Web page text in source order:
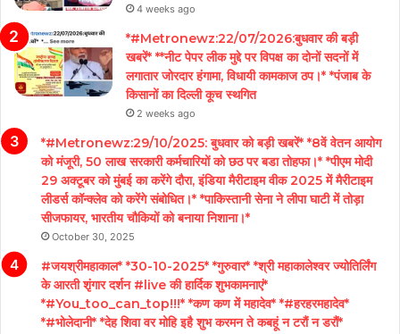
4 weeks ago
*#Metronewz:22/07/2026:बुधवार की बड़ी
खबरें* **नीट पेपर लीक मुद्दे पर विपक्ष का दोनों सदनों में
लगातार जोरदार हंगामा, विधायी कामकाज ठप।* *पंजाब के
किसानों का दिल्ली कूच स्थगित
2 weeks ago
*#Metronewz:29/10/2025: बुधवार को बड़ी खबरें* *8वें वेतन आयोग
को मंजूरी, 50 लाख सरकारी कर्मचारियों को छठ पर बडा तोहफा।* *पीएम मोदी
29 अक्टूबर को मुंबई का करेंगे दौरा, इंडिया मैरीटाइम वीक 2025 में मैरीटाइम
लीडर्स कॉन्क्लेव को करेंगे संबोधित।* *पाकिस्तानी सेना ने लीपा घाटी में तोड़ा
सीजफायर, भारतीय चौकियों को बनाया निशाना।*
October 30, 2025
#जयश्रीमहाकाल* *30-10-2025* *गुरुवार* *श्री महाकालेश्वर ज्योतिर्लिंग
के आरती शृंगार दर्शन #live की हार्दिक शुभकामनाएं*
*#You_too_can_top!!!* *कण कण में महादेव* *#हरहरमहादेव*
*#भोलेदानी* *देह शिवा वर मोहि इहै शुभ करमन ते कबहूं न टरौं न डरौं*